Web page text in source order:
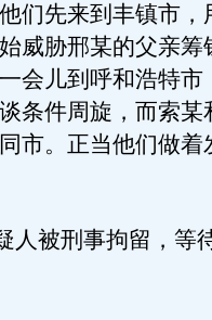
们先来到丰镇市，
威胁邢某的父亲筹
会儿到呼和浩特市
条件周旋，而索某
市。正当他们做着
被刑事拘留，等